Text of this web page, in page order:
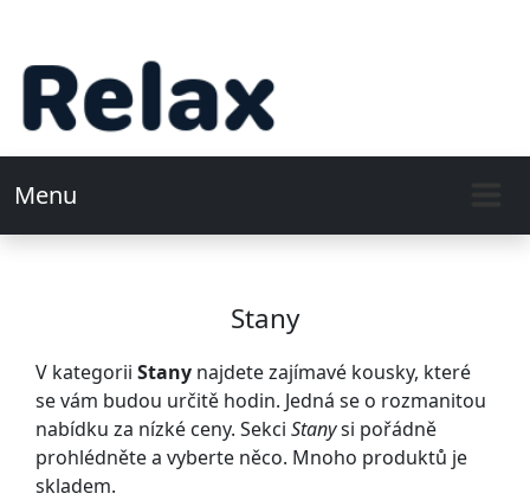
Menu
Stany
V kategorii Stany najdete zajímavé kousky, které
se vám budou určitě hodin. Jedná se o rozmanitou
nabídku za nízké ceny. Sekci Stanysi pořádně
prohlédněte a vyberte něco. Mnoho produktů je
skladem.